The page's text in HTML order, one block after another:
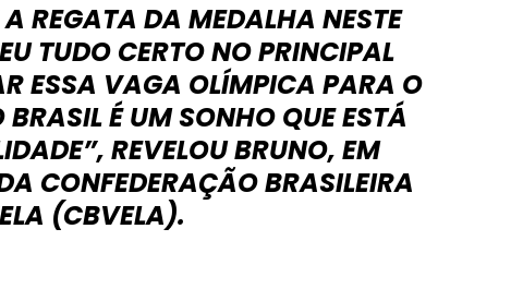
REGATA DA MEDALHA NESTE
TUDO CERTO NO PRINCIPAL
ESSA VAGA OLÍMPICA PARA O
É UM SONHO QUE ESTÁ
REVELOU BRUNO, EM
CONFEDERAÇÃO BRASILEIRA
(CBVELA).